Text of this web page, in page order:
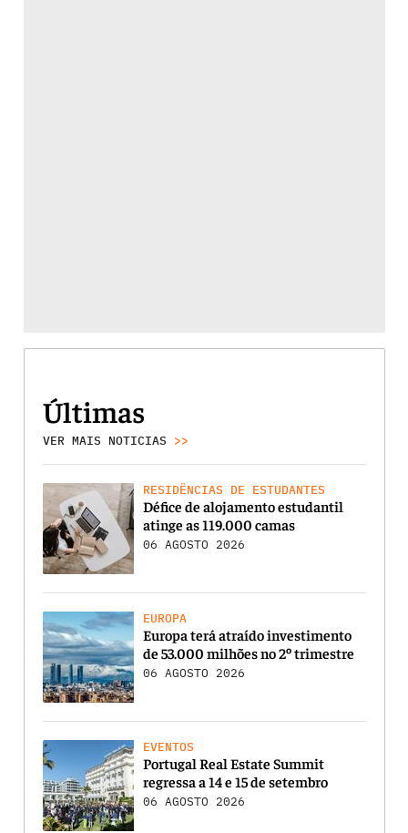
Últimas
VER MAIS NOTICIAS >>
RESIDÊNCIAS DE ESTUDANTES
Défice de alojamento estudantil
atinge as 119.000 camas
06 AGOSTO 2026
EUROPA
Europa terá atraído investimento
de 53.000 milhões no 2º trimestre
06 AGOSTO 2026
EVENTOS
Portugal Real Estate Summit
regressa a 14 e 15 de setembro
06 AGOSTO 2026